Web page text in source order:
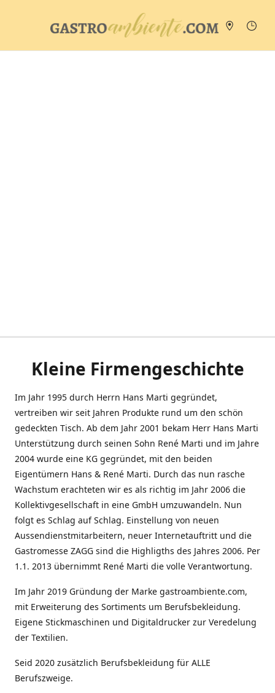
Kleine Firmengeschichte
Im Jahr 1995 durch Herrn Hans Marti gegründet,
vertreiben wir seit Jahren Produkte rund um den schön
gedeckten Tisch. Ab dem Jahr 2001 bekam Herr Hans Marti
Unterstützung durch seinen Sohn René Marti und im Jahre
2004 wurde eine KG gegründet, mit den beiden
Eigentümern Hans & René Marti. Durch das nun rasche
Wachstum erachteten wir es als richtig im Jahr 2006 die
Kollektivgesellschaft in eine GmbH umzuwandeln. Nun
folgt es Schlag auf Schlag. Einstellung von neuen
Aussendienstmitarbeitern, neuer Internetauftritt und die
Gastromesse ZAGG sind die Highligths des Jahres 2006. Per
1.1. 2013 übernimmt René Marti die volle Verantwortung.
Im Jahr 2019 Gründung der Marke gastroambiente.com,
mit Erweiterung des Sortiments um Berufsbekleidung.
Eigene Stickmaschinen und Digitaldrucker zur Veredelung
der Textilien.
Seid 2020 zusätzlich Berufsbekleidung für ALLE
Berufszweige.